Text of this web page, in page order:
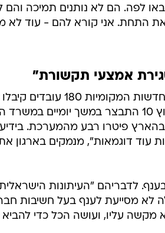
לפה. הם לא נותנים תמיכה והם
את התחת. אני קורא להם - עוד לא
אמצעי תקשורת"
"במעריב פיטרו בשבוע שעבר מאות עובדים.
לשימועי פיטורים בדרך לסגירה. דירקטוריון ערוץ 10 התבצר
פיטרו רבע מהמערכת.
עוד דוגמאות", מנמקים
לדבריהם "העיתונות
מסייעת לענף בעל חשיבות
עליו, ועושה הכל כדי להביא